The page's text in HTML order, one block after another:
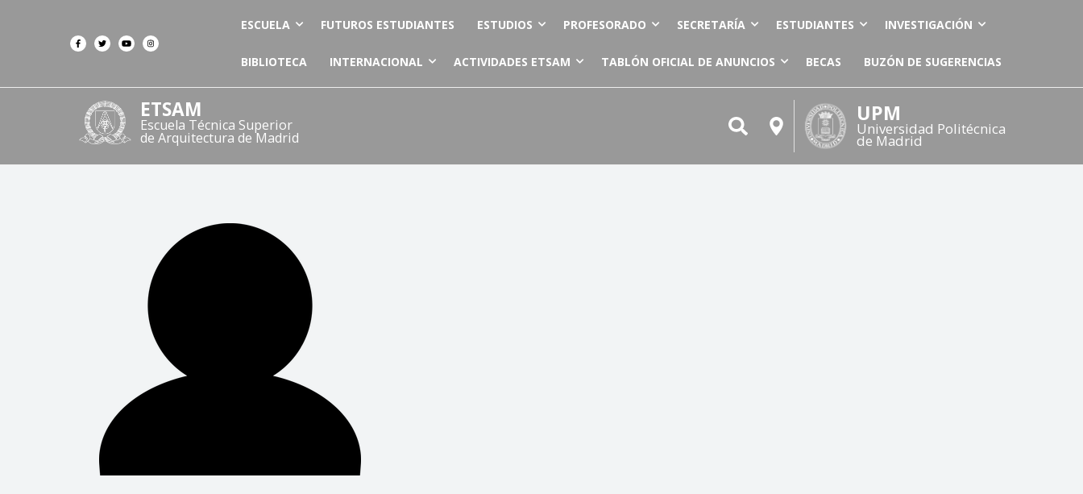
ESCUELA FUTUROS ESTUDIANTES ESTUDIOS PROFESORADO SECRETARÍA ESTUDIANTES INVESTIGACIÓN
BIBLIOTECA INTERNACIONAL ACTIVIDADES ETSAM TABLÓN OFICIAL DE ANUNCIOS BECAS BUZÓN DE SUGERENCIAS
ETSAM
Escuela Técnica Superior
de Arquitectura de Madrid
UPM
Universidad Politécnica
de Madrid